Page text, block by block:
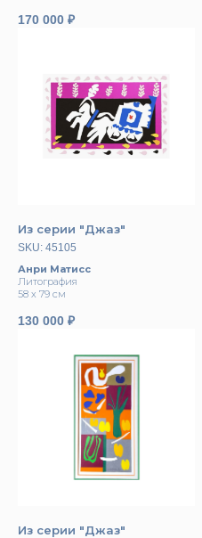
170 000 ₽
Из серии "Джаз"
SKU: 45105
Анри Матисс
Литография
58 х 79 см
130 000 ₽
Из серии "Джаз"